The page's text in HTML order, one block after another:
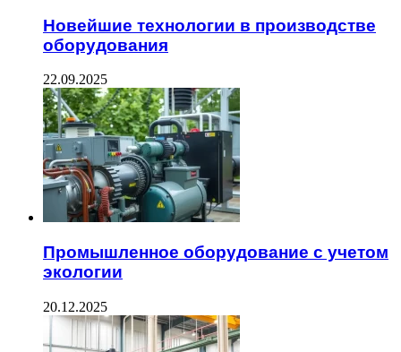
Новейшие технологии в производстве
оборудования
22.09.2025
Промышленное оборудование с учетом
экологии
20.12.2025